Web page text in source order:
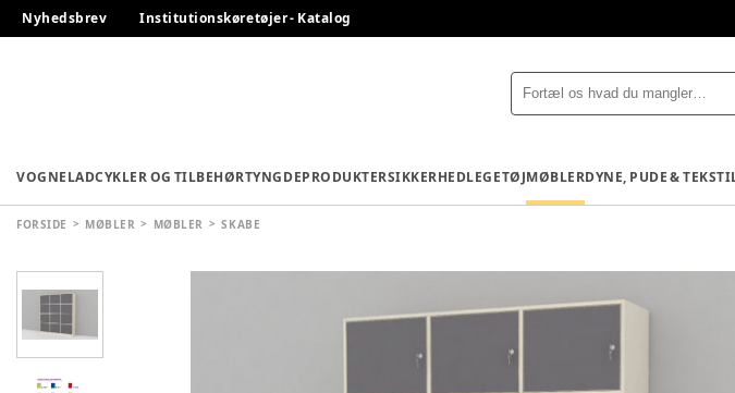
Nyhedsbrev Institutionskøretøjer - Katalog
VOGNELADCYKLER OG TILBEHØRTYNGDEPRODUKTERSIKKERHEDLEGETØJMØBLERDYNE, PUDE &
FORSIDE MØBLER MØBLER SKABE